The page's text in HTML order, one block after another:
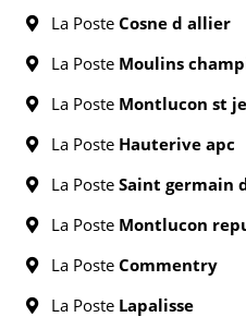
La Poste Cosne d allier
La Poste Moulins
La Poste Montlucon st
La Poste Hauterive apc
La Poste Saint germain
La Poste Montlucon
La Poste Commentry
La Poste Lapalisse